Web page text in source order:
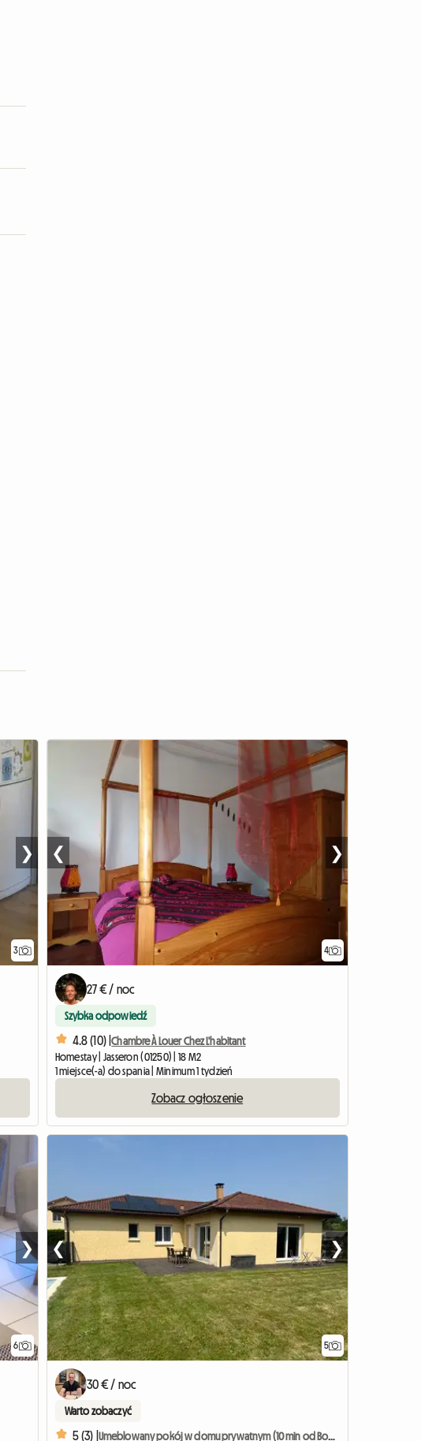
3
❯
4
❮ ❯
27 € / noc
Szybka odpowiedź
4.8 (10) |Chambre À Louer Chez L'habitant
Homestay | Jasseron (01250) | 18 M2
1 miejsce(-a) do spania | Minimum 1 tydzień
Zobacz ogłoszenie
6
❯
5
❮ ❯
30 € / noc
Warto zobaczyć
5 (3) | Umeblowany pokój w domu prywatnym (10 min od Bourg-en-Bresse)